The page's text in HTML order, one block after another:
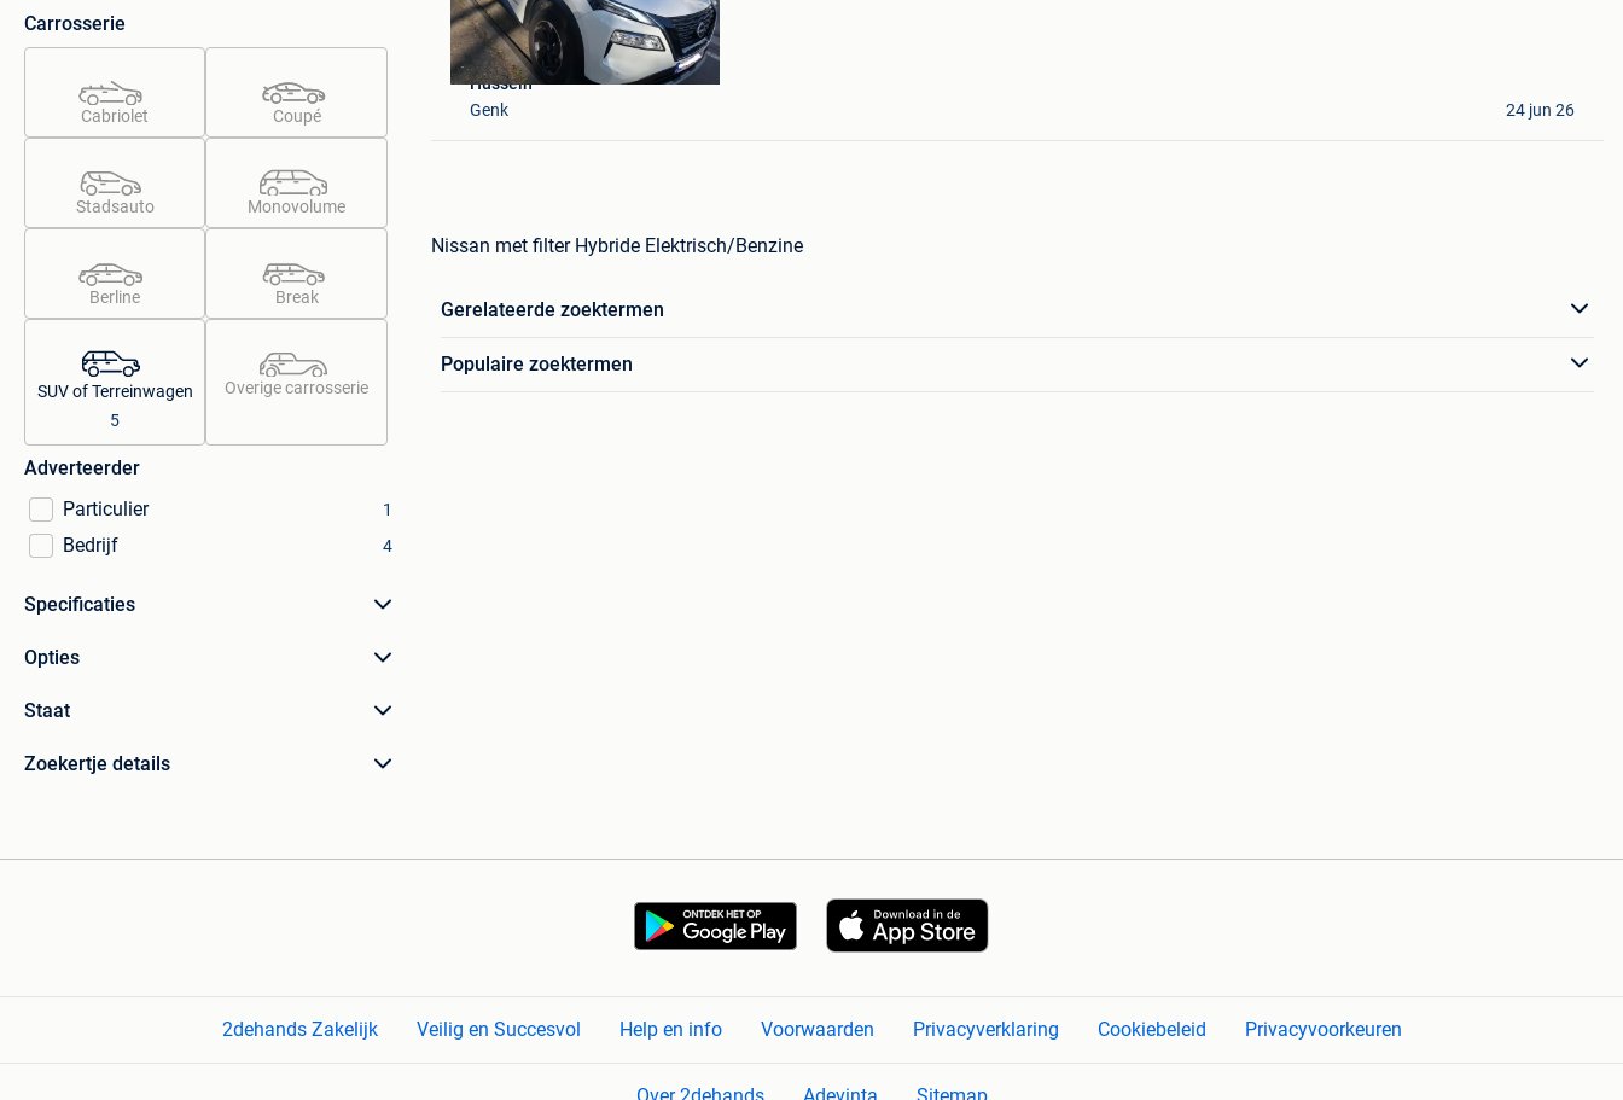
Carrosserie
Cabriolet Coupé
Stadsauto Monovolume
Berline Break
SUV of Terreinwagen
5
Overige carrosserie
Adverteerder
Particulier
1
Bedrijf 4
Specificaties
Opties
Staat
Zoekertje details
Hussein
Genk
24 jun 26
Nissan met filter Hybride Elektrisch/Benzine
Gerelateerde zoektermen
Populaire zoektermen
2dehands Zakelijk Veilig en Succesvol Help en info Voorwaarden Privacyverklaring Cookiebeleid Privacyvoorkeuren